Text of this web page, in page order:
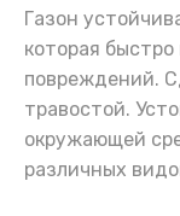
Газон
которая
повреждений.
травостой.
окружающей
различных